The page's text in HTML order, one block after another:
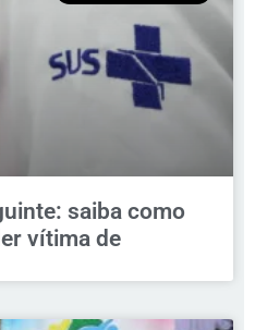
saiba como
vítima de